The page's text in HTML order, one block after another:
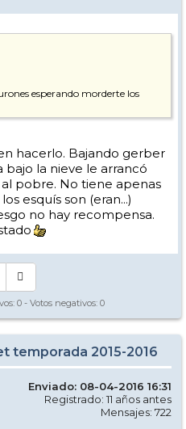
esperando morderte los
hacerlo. Bajando gerber
la nieve le arrancó
pobre. No tiene apenas
esquís son (eran...)
no hay recompensa.
0 - Votos negativos: 0
temporada 2015-2016
Enviado: 08-04-2016 16:31
Registrado: 11 años antes
Mensajes: 722